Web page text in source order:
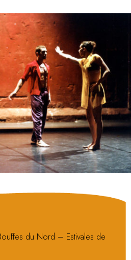
du Nord – Estivales de